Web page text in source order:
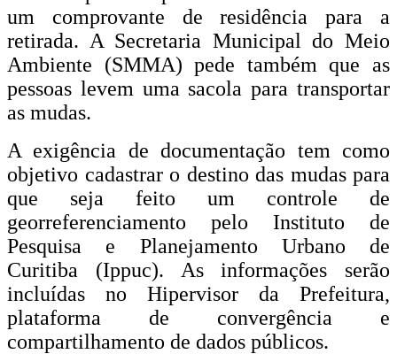
um comprovante de residência para a
retirada. A Secretaria Municipal do Meio
Ambiente (SMMA) pede também que as
pessoas levem uma sacola para transportar
as mudas.
A exigência de documentação tem como
objetivo cadastrar o destino das mudas para
que seja feito um controle de
georreferenciamento pelo Instituto de
Pesquisa e Planejamento Urbano de
Curitiba (Ippuc). As informações serão
incluídas no Hipervisor da Prefeitura,
plataforma de convergência e
compartilhamento de dados públicos.